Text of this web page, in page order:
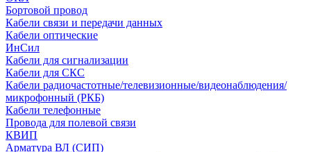
Бортовой провод
Кабели связи и передачи данных
Кабели оптические
ИнСил
Кабели для сигнализации
Кабели для СКС
Кабели радиочастотные/телевизионные/видеонаблюдения/
микрофонный (РКБ)
Кабели телефонные
Провода для полевой связи
КВИП
Арматура ВЛ (СИП)